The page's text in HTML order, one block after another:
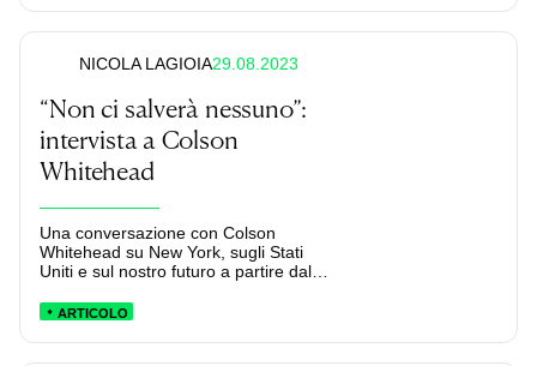
NICOLA LAGIOIA29.08.2023
“Non ci salverà nessuno”:
intervista a Colson
Whitehead
Una conversazione con Colson
Whitehead su New York, sugli Stati
Uniti e sul nostro futuro a partire dal
2023).
ARTICOLO